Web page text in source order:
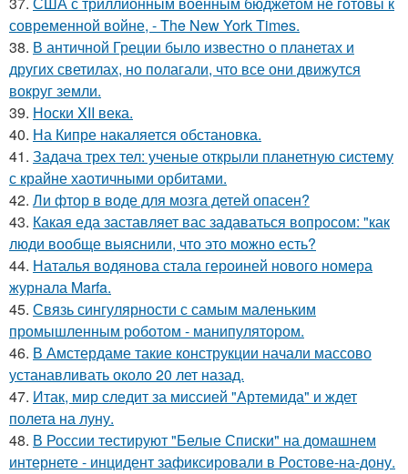
современной войне, - The New York Times.
38. В античной Греции было известно о планетах и
других светилах, но полагали, что все они движутся
вокруг земли.
39. Носки XII века.
40. На Кипре накаляется обстановка.
41. Задача трех тел: ученые открыли планетную систему
с крайне хаотичными орбитами.
42. Ли фтор в воде для мозга детей опасен?
43. Какая еда заставляет вас задаваться вопросом: "как
люди вообще выяснили, что это можно есть?
44. Наталья водянова стала героиней нового номера
журнала Marfa.
45. Связь сингулярности с самым маленьким
промышленным роботом - манипулятором.
46. В Амстердаме такие конструкции начали массово
устанавливать около 20 лет назад.
47. Итак, мир следит за миссией "Артемида" и ждет
полета на луну.
48. В России тестируют "Белые Списки" на домашнем
интернете - инцидент зафиксировали в Ростове-на-дону.